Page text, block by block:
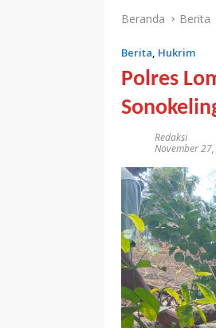
Beranda Berita
Berita, Hukrim
Polres
Redaksi
November